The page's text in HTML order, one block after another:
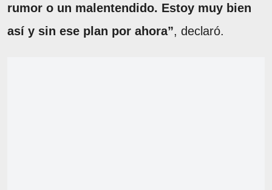
rumor o un malentendido. Estoy muy bien
así y sin ese plan por ahora”, declaró.